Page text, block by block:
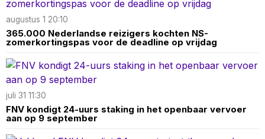
augustus 1 20:10
365.000 Nederlandse reizigers kochten NS-
zomerkortingspas voor de deadline op vrijdag
juli 31 11:30
FNV kondigt 24-uurs staking in het openbaar vervoer
aan op 9 september